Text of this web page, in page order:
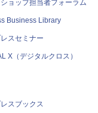
ョップ担当者フォーラム
Business Library
スセミナー
X（デジタルクロス）
スブックス